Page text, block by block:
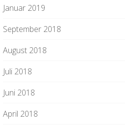
Januar 2019
September 2018
August 2018
Juli 2018
Juni 2018
April 2018